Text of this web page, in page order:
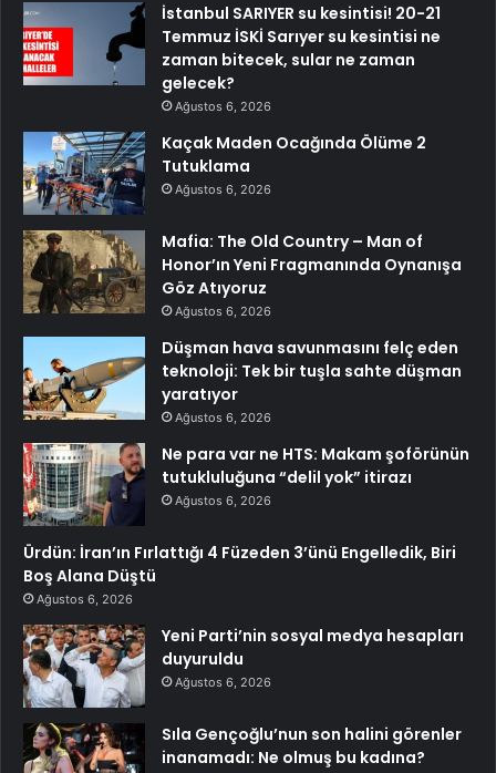
İstanbul SARIYER su kesintisi! 20-21
Temmuz İSKİ Sarıyer su kesintisi ne
zaman bitecek, sular ne zaman
gelecek?
Ağustos 6, 2026
Kaçak Maden Ocağında Ölüme 2
Tutuklama
Ağustos 6, 2026
Mafia: The Old Country – Man of
Honor’ın Yeni Fragmanında Oynanışa
Göz Atıyoruz
Ağustos 6, 2026
Düşman hava savunmasını felç eden
teknoloji: Tek bir tuşla sahte düşman
yaratıyor
Ağustos 6, 2026
Ne para var ne HTS: Makam şoförünün
tutukluluğuna “delil yok” itirazı
Ağustos 6, 2026
Ürdün: İran’ın Fırlattığı 4 Füzeden 3’ünü Engelledik, Biri
Boş Alana Düştü
Ağustos 6, 2026
Yeni Parti’nin sosyal medya hesapları
duyuruldu
Ağustos 6, 2026
Sıla Gençoğlu’nun son halini görenler
inanamadı: Ne olmuş bu kadına?